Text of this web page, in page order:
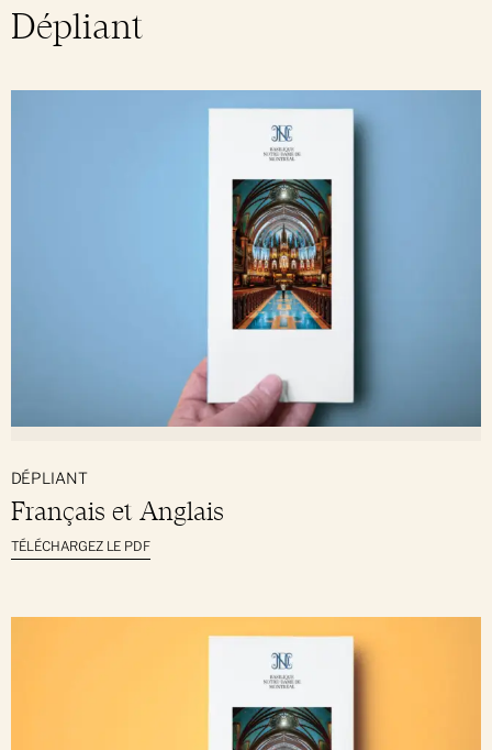
Offres pour les groupes
Salle de presse
Feuillet paroissial
Infolettre paroissiale
Dépliant
DÉPLIANT
Français et Anglais
TÉLÉCHARGEZ LE PDF